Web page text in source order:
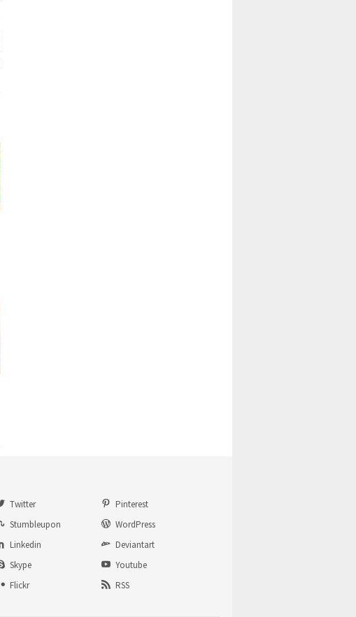
Twitter
Pinterest
Stumbleupon
WordPress
Linkedin
Deviantart
Skype
Youtube
Flickr RSS